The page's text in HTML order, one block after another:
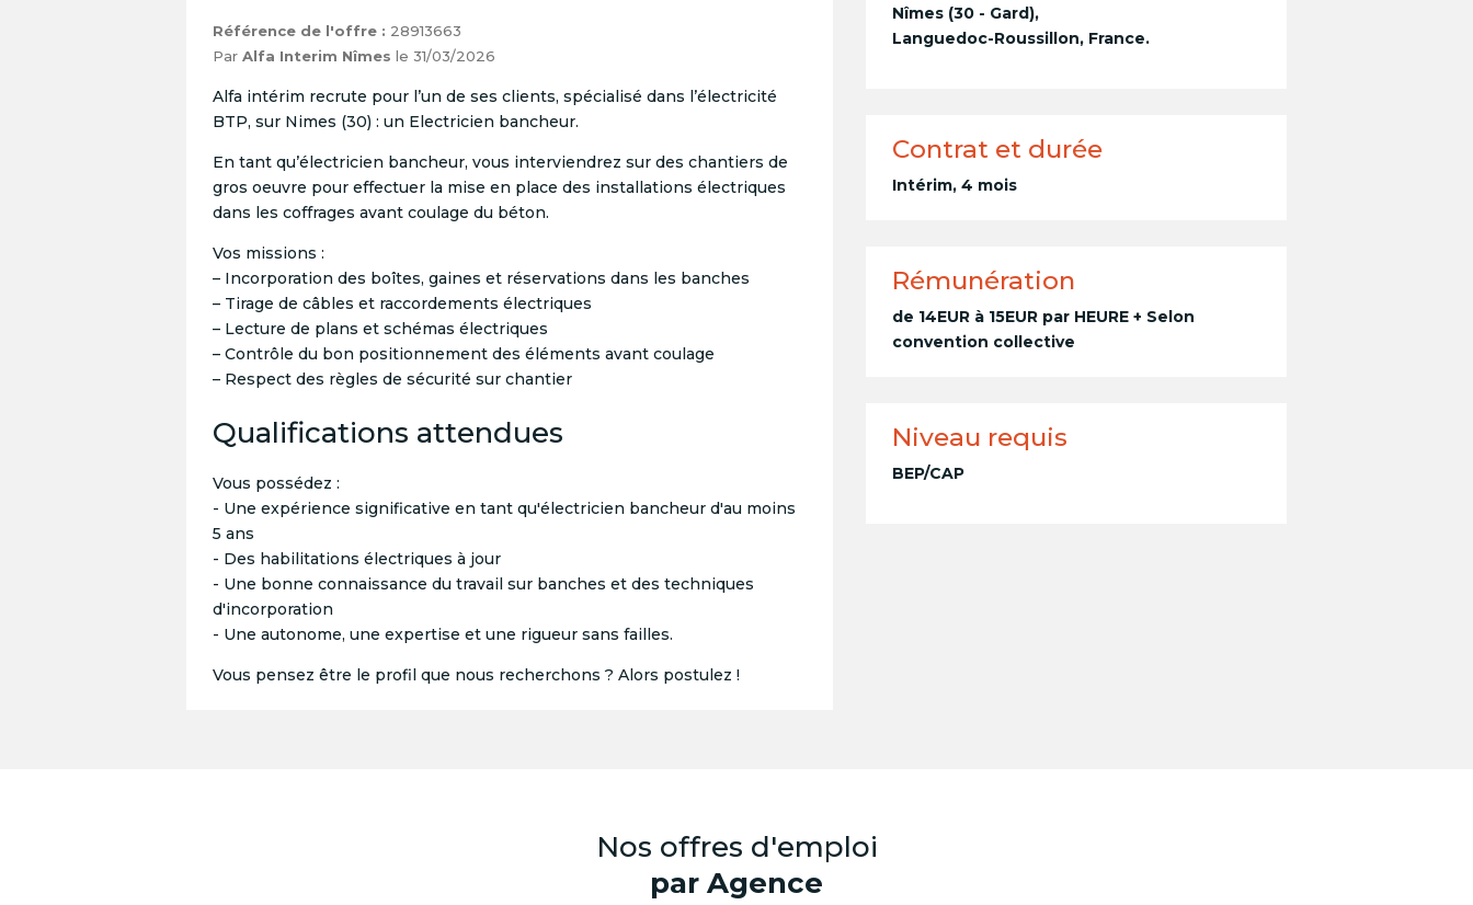
Référence de l'offre : 28913663
ParAlfa Interim Nîmes le 31/03/2026
Alfa intérim recrute pour l’un de ses clients, spécialisé dans l’électricité
BTP, sur Nimes (30) : un Electricien bancheur.
En tant qu’électricien bancheur, vous interviendrez sur des chantiers de
gros oeuvre pour effectuer la mise en place des installations électriques
dans les coffrages avant coulage du béton.
Vos missions :
– Incorporation des boîtes, gaines et réservations dans les banches
– Tirage de câbles et raccordements électriques
– Lecture de plans et schémas électriques
– Contrôle du bon positionnement des éléments avant coulage
– Respect des règles de sécurité sur chantier
Qualifications attendues
Vous possédez :
- Une expérience significative en tant qu'électricien bancheur d'au moins
5 ans
- Des habilitations électriques à jour
- Une bonne connaissance du travail sur banches et des techniques
d'incorporation
- Une autonome, une expertise et une rigueur sans failles.
Vous pensez être le profil que nous recherchons ? Alors postulez !
Nîmes (30 - Gard),
Languedoc-Roussillon, France.
Contrat et durée
Intérim, 4 mois
Rémunération
de 14EUR à 15EUR par HEURE + Selon
convention collective
Niveau requis
BEP/CAP
Nos offres d'emploi
par Agence